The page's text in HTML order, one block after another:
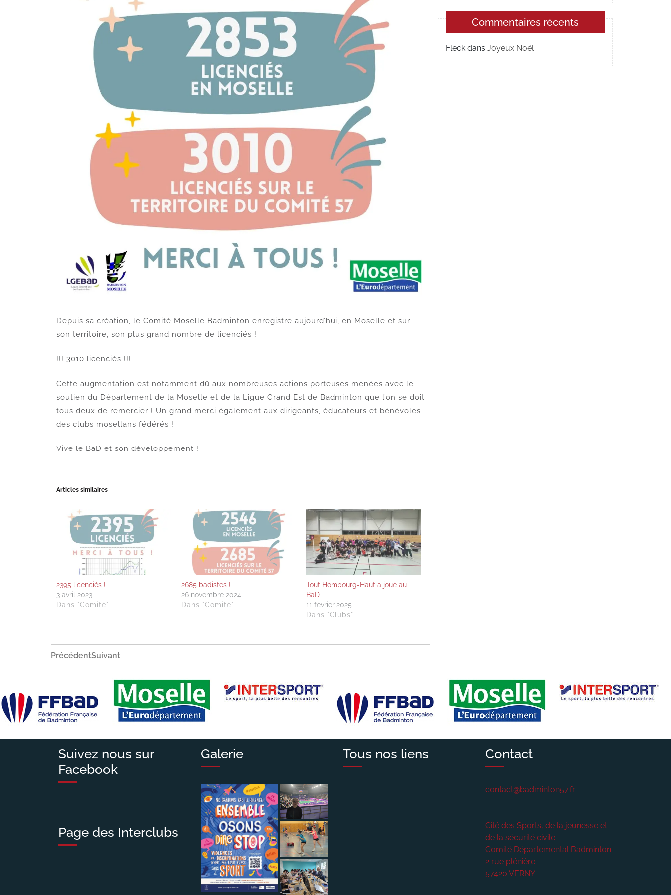
Depuis sa création, le Comité Moselle Badminton enregistre aujourd’hui, en Moselle et sur
son territoire, son plus grand nombre de licenciés !
!!! 3010 licenciés !!!
Cette augmentation est notamment dû aux nombreuses actions porteuses menées avec le
soutien du Département de la Moselle et de la Ligue Grand Est de Badminton que l’on se doit
tous deux de remercier ! Un grand merci également aux dirigeants, éducateurs et bénévoles
des clubs mosellans fédérés !
Vive le BaD et son développement !
Articles similaires
2395 licenciés !
3 avril 2023
Dans "Comité"
2685 badistes !
26 novembre 2024
Dans "Comité"
Tout Hombourg-Haut a joué au
BaD
11 février 2025
Dans "Clubs"
Navigation
Article
PrécédentSuivant
Commentaires récents
Fleck dans Joyeux Noël
Suivez nous sur
Facebook
Page des Interclubs
Galerie Tous nos liens Contact
contact@badminton57.fr
Cité des Sports, de la jeunesse et
de la sécurité civile
Comité Départemental Badminton
2 rue plénière
57420 VERNY